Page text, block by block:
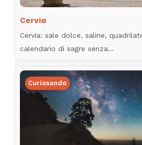
Cervia
Cervia: sale dolce, saline,
calendario di sagre senza…
Curiosando